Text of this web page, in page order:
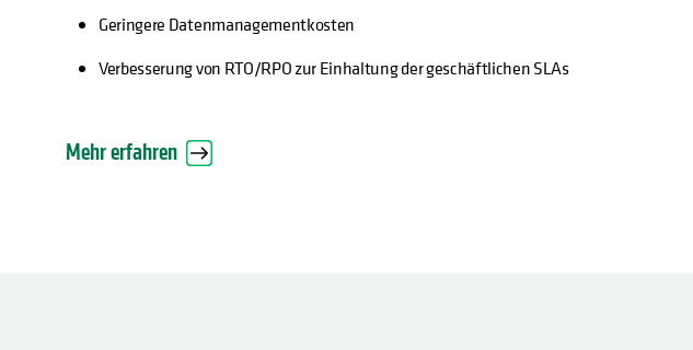
Geringere Datenmanagementkosten
Verbesserung von RTO/RPO zur Einhaltung der geschäftlichen SLAs
Mehr erfahren